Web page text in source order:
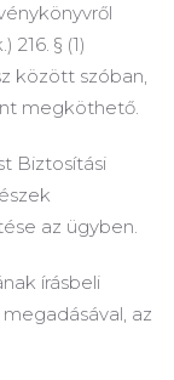
§ (1)
között szóban,
megköthető.
Biztosítási
az ügyben.
írásbeli
az